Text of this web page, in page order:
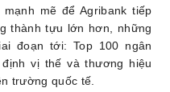
mẽ để Agribank tiếp
thành tựu lớn hơn, những
đoạn tới: Top 100 ngân
vị thế và thương hiệu
trường quốc tế.